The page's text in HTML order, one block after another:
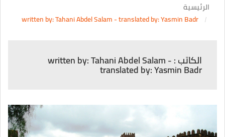
الرئيسية
الكاتب : written by: Tahani Abdel Salam -
translated by: Yasmin Badr